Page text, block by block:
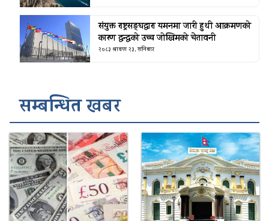
संयुक्त राष्ट्रसङ्घद्वारा यमनमा जारी हुथी आक्रमणको
कारण द्वन्द्वको उच्च जोखिमको चेतावनी
२०८३ श्रावण २३, शनिबार
सम्बन्धित खबर